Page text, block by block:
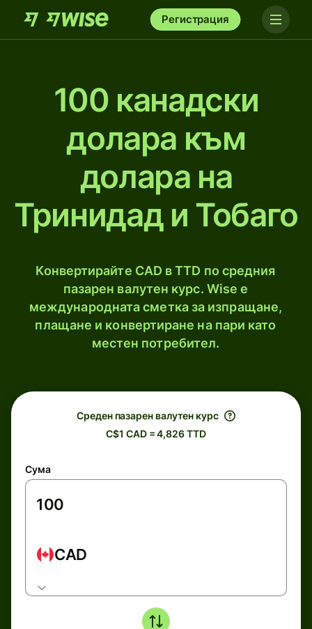
Регистрация
100 канадски
долара към
долара на
Тринидад и Тобаго
Конвертирайте CAD в TTD по средния
пазарен валутен курс. Wise е
международната сметка за изпращане,
плащане и конвертиране на пари като
местен потребител.
Среден пазарен валутен курс
C$1 CAD = 4,826 TTD
Сума
CAD